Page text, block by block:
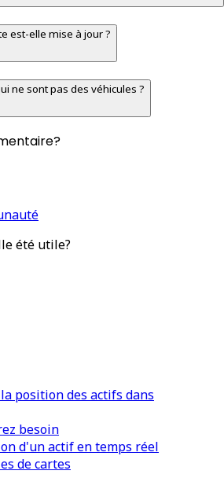
est-elle mise à jour ?
ne sont pas des véhicules ?
été utile?
position des actifs dans
besoin
d'un actif en temps réel
de cartes